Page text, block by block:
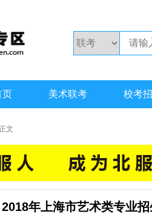
页 美术联考 校考
文
2018年上海市艺术类专业